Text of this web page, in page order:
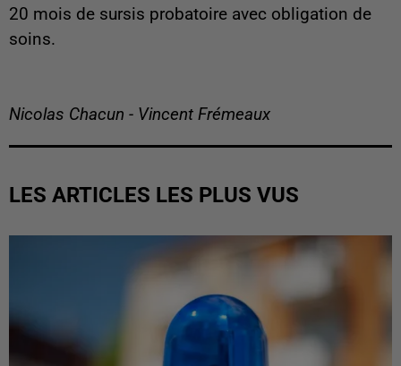
20 mois de sursis probatoire avec obligation de
soins.
Nicolas Chacun - Vincent Frémeaux
LES ARTICLES LES PLUS VUS